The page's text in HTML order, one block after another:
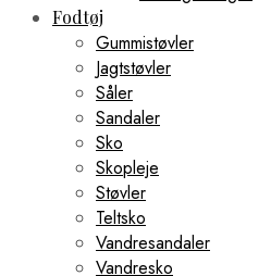
Fodtøj
Gummistøvler
Jagtstøvler
Såler
Sandaler
Sko
Skopleje
Støvler
Teltsko
Vandresandaler
Vandresko